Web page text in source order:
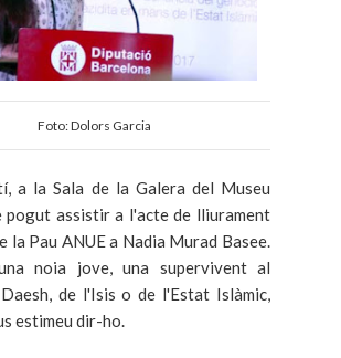
Foto: Dolors Garcia
a la Sala de la Galera del Museu
pogut assistir a l'acte de lliurament
la Pau ANUE a Nadia Murad Basee.
noia jove, una supervivent al
de l'Isis o de l'Estat Islàmic,
estimeu dir-ho.